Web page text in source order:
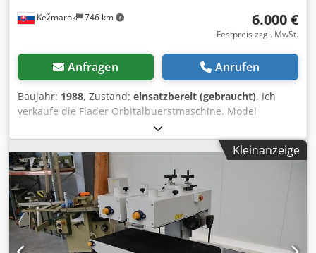
Kežmarok 746 km 6.000 €
Festpreis zzgl. MwSt.
Anfragen Anrufen
Baujahr: 1988, Zustand: einsatzbereit (gebraucht), Ich
verkaufe die Flader Orbitalbuerstmaschine. Model
Quickwood Fladder System Arbeitsbreite 1060mm.
Mechanisch verstellbar Rotazion und
Vorschubgeschwindigkeit. Guenstig fuer Rustikal Buerst
und Patina Flächen. Profilen moglich. Dkjdpfxof Rth Ts
Aczer Made in Denmark Hansen - Hundebol AS
Kleinanzeige